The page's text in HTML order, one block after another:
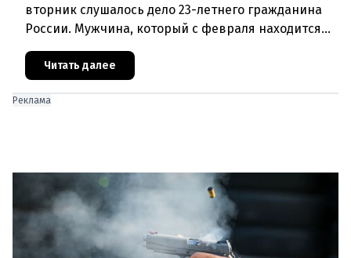
вторник слушалось дело 23-летнего гражданина
России. Мужчина, который с февраля находится
под стражей, обвинялся в том, что на протяжении
полугода организо
Читать далее
Реклама